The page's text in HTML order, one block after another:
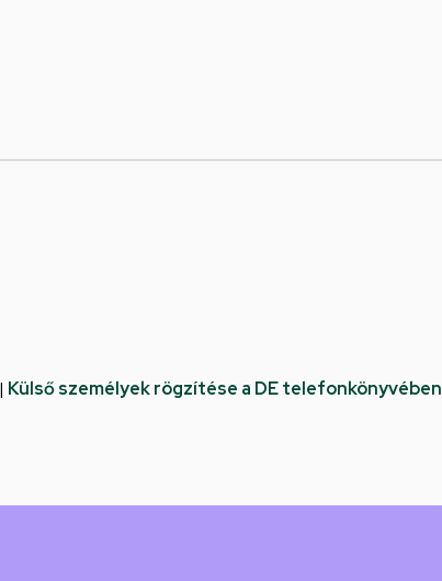
| Külső személyek rögzítése a DE telefonkönyvében